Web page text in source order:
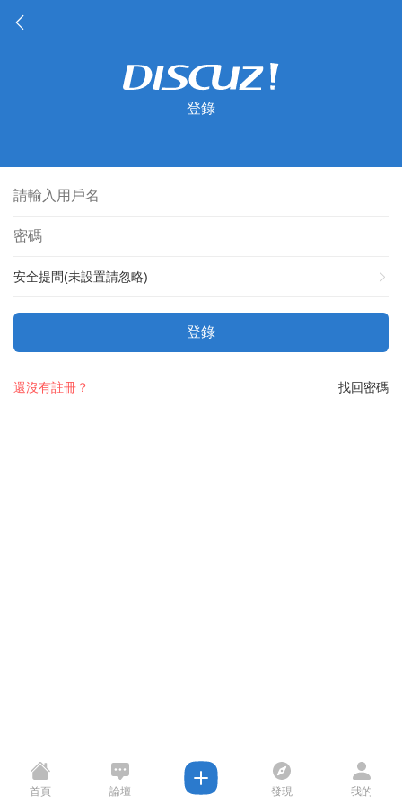
登錄
安全提問(未設置請忽略)
登錄
找回密碼
還沒有註冊？
首頁 論壇 發現 我的